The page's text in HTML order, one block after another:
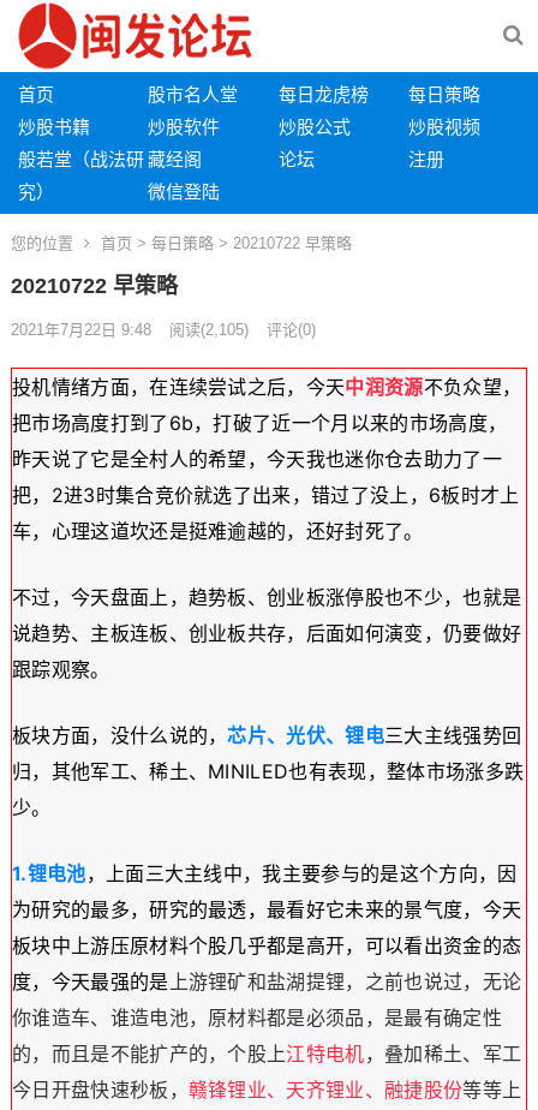
首页 股市名人堂 每日龙虎榜
每日策略
炒股书籍
炒股软件 炒股公式
炒股视频
般若堂（战法研
究）
藏经阁 论坛
注册
微信登陆
您的位置 首页 > 每日策略 > 20210722 早策略
20210722 早策略
2021年7月22日 9:48 阅读(2,105) 评论(0)
投机情绪方面，在连续尝试之后，今天中润资源不负众望，
把市场高度打到了6b，打破了近一个月以来的市场高度，
昨天说了它是全村人的希望，今天我也迷你仓去助力了一
把，2进3时集合竞价就选了出来，错过了没上，6板时才上
车，心理这道坎还是挺难逾越的，还好封死了。
不过，今天盘面上，趋势板、创业板涨停股也不少，也就是
说趋势、主板连板、创业板共存，后面如何演变，仍要做好
跟踪观察。
板块方面，没什么说的，芯片、光伏、锂电三大主线强势回
归，其他军工、稀土、MINILED也有表现，整体市场涨多跌
少。
1.锂电池，上面三大主线中，我主要参与的是这个方向，因
为研究的最多，研究的最透，最看好它未来的景气度，今天
板块中上游压原材料个股几乎都是高开，可以看出资金的态
度，今天最强的是上游锂矿和盐湖提锂，之前也说过，无论
你谁造车、谁造电池，原材料都是必须品，是最有确定性
的，而且是不能扩产的，个股上江特电机，叠加稀土、军工
今日开盘快速秒板， 赣锋锂业、天齐锂业、融捷股份等等上